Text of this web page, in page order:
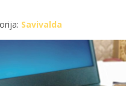
Savivalda